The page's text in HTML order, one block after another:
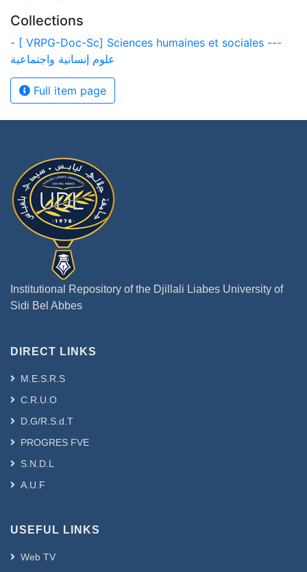
Collections
- [ VRPG-Doc-Sc] Sciences humaines et sociales ---
علوم إنسانية واجتماعية
Full item page
Institutional Repository of the Djillali Liabes University of
Sidi Bel Abbes
DIRECT LINKS
M.E.S.R.S
C.R.U.O
D.G/R.S.d.T
PROGRES FVE
S.N.D.L
A.U.F
USEFUL LINKS
Web TV